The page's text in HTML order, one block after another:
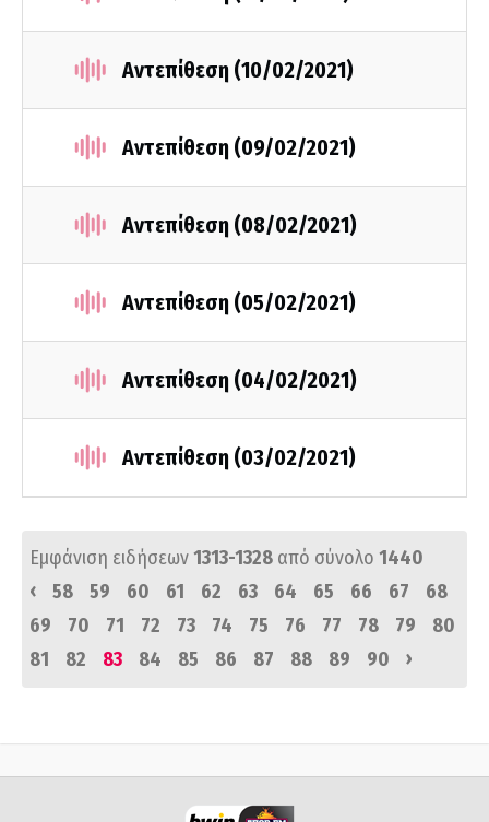
Αντεπίθεση (10/02/2021)
Αντεπίθεση (09/02/2021)
Αντεπίθεση (08/02/2021)
Αντεπίθεση (05/02/2021)
Αντεπίθεση (04/02/2021)
Αντεπίθεση (03/02/2021)
Εμφάνιση ειδήσεων1313-1328 από σύνολο 1440
‹
58 59 60 61 62 63 64 65 66 67
68
69
70 71 72 73 74 75 76 77 78 79
80
81
82 83 84 85 86 87 88 89 90 ›